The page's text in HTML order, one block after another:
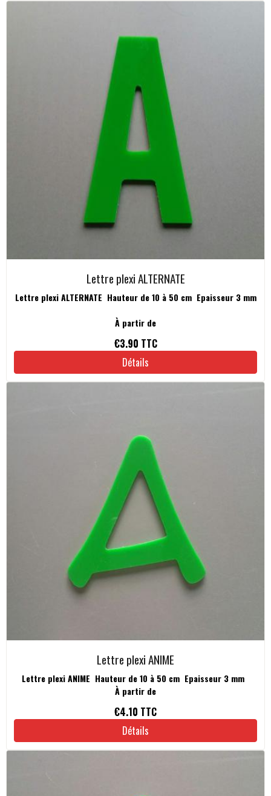
Lettre plexi ALTERNATE
Lettre plexi ALTERNATE Hauteur de 10 à 50 cm Epaisseur 3 mm
À partir de
€3.90 TTC
Détails
Lettre plexi ANIME
Lettre plexi ANIME Hauteur de 10 à 50 cm Epaisseur 3 mm
À partir de
€4.10 TTC
Détails